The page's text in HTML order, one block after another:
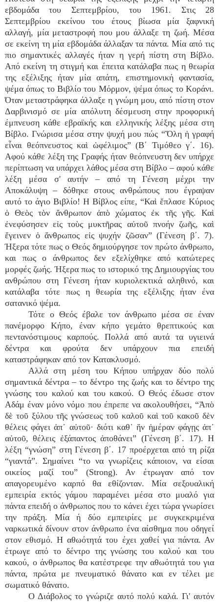
εβδομάδα του Σεπτεμβρίου, του 1961. Στις 28
Σεπτεμβρίου εκείνου του έτους βίωσα μία ξαφνική
αλλαγή, μία μεταστροφή που μου άλλαξε τη ζωή. Μέσα
σε εκείνη τη μία εβδομάδα άλλαξαν τα πάντα. Μία από τις
πιο σημαντικές αλλαγές ήταν η γερή πίστη στη Βίβλο.
Από εκείνη τη στιγμή και έπειτα κατάλαβα πως η θεωρία
της εξέλιξης ήταν μία απάτη, επιστημονική φαντασία,
ψέμα όπως το Βιβλίο του Μόρμον, ψέμα όπως το Κοράνι.
Όταν μεταστράφηκα άλλαξε η γνώμη μου, από πίστη στον
Δαρβινισμό σε μία απόλυτη δέσμευση στην προφορική
έμπνευση κάθε εβραϊκής και ελληνικής λέξης μέσα στη
Βίβλο. Γνώρισα μέσα στην ψυχή μου πώς “Ὅλη ἡ γραφή
εἶναι θεόπνευστος καὶ ὠφέλιμος” (Β΄ Τιμόθεο γ΄. 16).
Αφού κάθε λέξη της Γραφής ήταν θεόπνευστη δεν υπήρχε
περίπτωση να υπάρχει λάθος μέσα στη Βίβλο – αφού κάθε
λέξη μέσα σ' αυτήν – από τη Γένεση μέχρι την
Αποκάλυψη – δόθηκε στους ανθρώπους που έγραψαν
αυτό το άγιο Βιβλίο! Η Βίβλος είπε, “Καὶ ἔπλασε Κύριος
ὁ Θεὸς τὸν ἄνθρωπον ἀπὸ χώματος ἐκ τῆς γῆς. Καὶ
ἐνεφύσησεν εἰς τοὺς μυκτῆρας αὐτοῦ πνοήν ζωῆς, καὶ
ἔγεινεν ὁ ἄνθρωπος εἰς ψυχήν ζῶσαν” (Γένεση β΄. 7).
Ήξερα τότε πως ο Θεός δημιούργησε τον πρώτο άνθρωπο,
και πως ο άνθρωπος δεν εξελίχθηκε από κατώτερες
μορφές ζωής. Ήξερα πως το ιστορικό της Δημιουργίας του
ανθρώπου στη Γένεση ήταν κυριολεκτικά αληθινό, και
κατάλαβα τότε πως η θεωρία της εξέλιξης ήταν ένα
σατανικό ψέμα.
Τότε ο Θεός έβαλε τον άνθρωπο μέσα σε έναν
πανέμορφο Κήπο, έναν κήπο γεμάτο θρεπτικούς και
πεντανόστιμους καρπούς. Πολλά από αυτά τα υγιεινά
δέντρα και φρούτα δεν υπάρχουν πια επειδή
καταστράφηκαν από τον Κατακλυσμό.
Αλλά στη μέση του Κήπου υπήρχαν δύο πολύ
σημαντικά δέντρα – το δέντρο της ζωής και το δέντρο της
γνώσης του καλού και του κακού. Ο Θεός έδωσε στον
Αδάμ έναν μόνο νόμο που έπρεπε να ακολουθήσει, “Ἀπὸ
δὲ τοῦ ξύλου τῆς γνώσεως τοῦ καλοῦ καὶ τοῦ κακοῦ δὲν
θέλεις φάγει ἀπ᾿ αὐτοῦ· διότι καθ᾿ ἥν ἡμέραν φάγῃς ἀπ᾿
αὐτοῦ, θέλεις ἐξάπαντος ἀποθάνει” (Γένεση β΄. 17). Η
λέξη “γνώση” στη Γένεση β΄. 17 προέρχεται από τη ρίζα
“γιαντά”. Σημαίνει “το να γνωρίζεις κάποιον, να είσαι
οικείος μαζί του” (Strong). Αν έτρωγαν από τον
απαγορευμένο καρπό θα εθίζονταν. Μία σεξουαλική
εμπειρία εκτός γάμου παραμένει μέσα στο μυαλό για
πάντα επειδή ο άνθρωπος που το κάνει έχει τώρα γνωρίσει
την πράξη. Μία ή δύο εμπειρίες με συγκεκριμένα
ναρκωτικά δίνουν στον άνθρωπο ένα αίσθημα που οδηγεί
στον εθισμό. Η αθωότητά του έχει χαθεί για πάντα. Αν
έτρωγε από το δέντρο της γνώσης του καλού και του
κακού, ο άνθρωπος θα κατέστρεφε την αθωότητά του για
πάντα, πρώτα με πνευματικό θάνατο και εν τέλει με
σωματικό θάνατο.
Ο Διάβολος το γνώριζε αυτό πολύ καλά. Γι' αυτόν